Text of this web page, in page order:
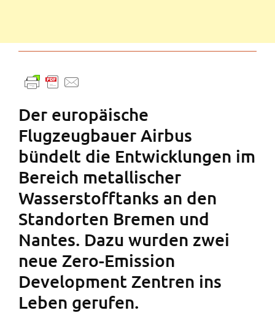
Der europäische
Flugzeugbauer Airbus
bündelt die Entwicklungen im
Bereich metallischer
Wasserstofftanks an den
Standorten Bremen und
Nantes. Dazu wurden zwei
neue Zero-Emission
Development Zentren ins
Leben gerufen.